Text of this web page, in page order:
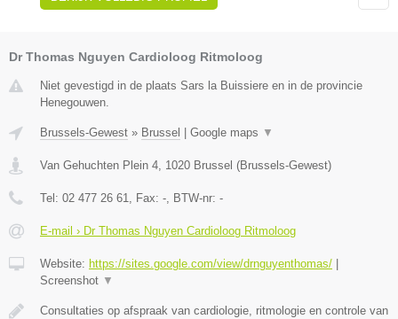
Dr Thomas Nguyen Cardioloog Ritmoloog
Niet gevestigd in de plaats Sars la Buissiere en in de provincie
Henegouwen.
Brussels-Gewest » Brussel | Google maps ▼
Van Gehuchten Plein 4 1020 Brussel (Brussels-Gewest)
Tel: 02 477 26 61 , Fax: - , BTW-nr: -
E-mail › Dr Thomas Nguyen Cardioloog Ritmoloog
Website: https://sites.google.com/view/drnguyenthomas/ |
Screenshot ▼
Consultaties op afspraak van cardiologie, ritmologie en controle van